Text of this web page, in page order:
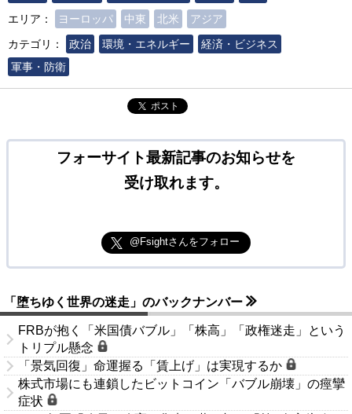
エリア：
ヨーロッパ 中東 北米
アジア
カテゴリ：
政治 環境・エネルギー
経済・ビジネス
軍事・防衛
ポスト
フォーサイト最新記事のお知らせを
受け取れます。
@Fsightさんをフォロー
「堕ちゆく世界の迷走」のバックナンバー
FRBが抱く「米国債バブル」「株高」「政権迷走」という
トリプル懸念
「景気回復」命運握る「賃上げ」は実現するか
株式市場にも連鎖したビットコイン「バブル崩壊」の痙攣
症状